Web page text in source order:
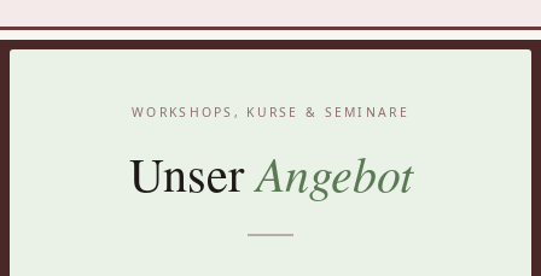
WORKSHOPS, KURSE & SEMINARE
UnserAngebot